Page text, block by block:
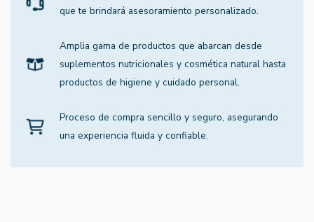
que te brindará asesoramiento personalizado.
Amplia gama de productos que abarcan desde
suplementos nutricionales y cosmética natural hasta
productos de higiene y cuidado personal.
Proceso de compra sencillo y seguro, asegurando
una experiencia fluida y confiable.